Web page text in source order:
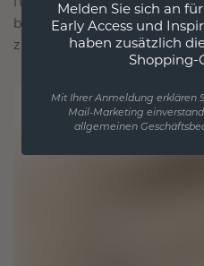
bestimmt ist, für immer
zu werden.
Melden Sie sich an
Early Access und
haben zusätzlich
Shopping-
Mit Ihrer Anmeldung erklären
Mail-Marketing
allgemeinen